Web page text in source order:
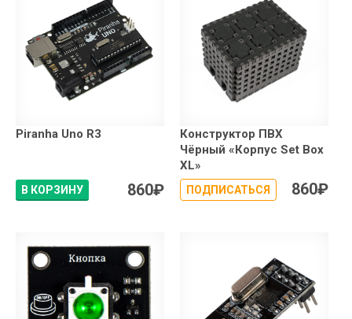
Piranha Uno R3
В КОРЗИНУ 860₽
Конструктор ПВХ
Чёрный «Корпус Set Box
XL»
ПОДПИСАТЬСЯ 860₽